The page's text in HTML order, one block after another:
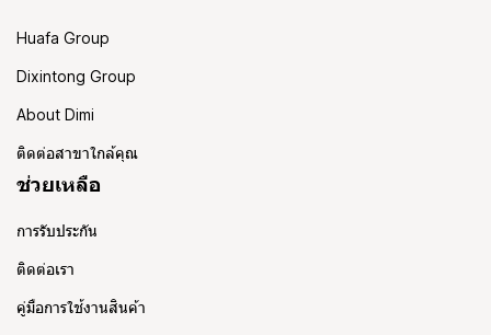
Huafa Group
Dixintong Group
About Dimi
ติดต่อสาขาใกล้คุณ
ช่วยเหลือ
การรับประกัน
ติดต่อเรา
คู่มือการใช้งานสินค้า